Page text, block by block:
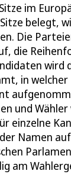
im
belegt,
Die
die
wird
in
und
einzelne
Namen
am